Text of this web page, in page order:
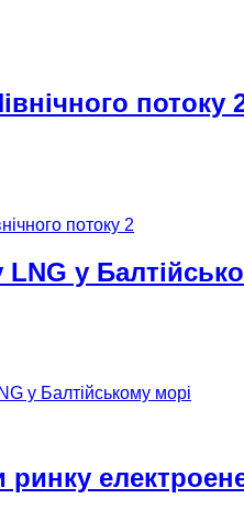
потоку
потоку 2
у
у Балтійському морі